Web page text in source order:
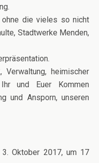
ohne die vieles so nicht
Stadtwerke Menden,
heimischer
und Euer Kommen
und Ansporn, unseren
Oktober 2017, um 17